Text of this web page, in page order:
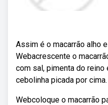
Assim é o macarrão alho
Webacrescente o
com sal, pimenta do
cebolinha picada por
Webcoloque o macarrão